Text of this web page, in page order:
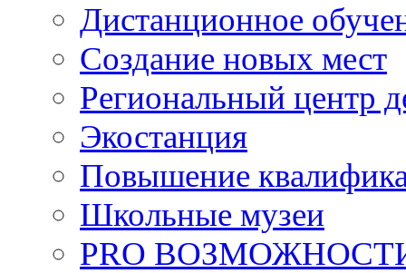
Дистанционное
Создание новых мест
Региональный центр
Экостанция
Повышение
Школьные музеи
PRO